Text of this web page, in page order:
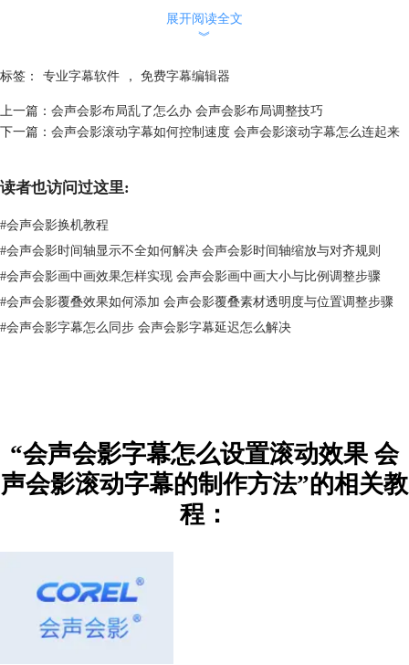
图2：水平滚动字幕
双击预览窗口输入文字（输入完成后点一下空白处，标题轨上就会生出相
设置文字的字体、颜色、字间距等基本参数后，在“对齐”选项中点击“居
中”。
图3：插入素材并输入文字
展开阅读全文
︾
标签： 专业字幕软件 ， 免费字幕编辑器
上一篇： 会声会影布局乱了怎么办 会声会影布局调整技巧
下一篇： 会声会影滚动字幕如何控制速度 会声会影滚动字幕怎么连起来
读者也访问过这里:
#会声会影换机教程
#会声会影时间轴显示不全如何解决 会声会影时间轴缩放与对齐规则
#会声会影画中画效果怎样实现 会声会影画中画大小与比例调整步骤
#会声会影覆叠效果如何添加 会声会影覆叠素材透明度与位置调整步骤
#会声会影字幕怎么同步 会声会影字幕延迟怎么解决
“会声会影字幕怎么设置滚动效果 会
声会影滚动字幕的制作方法”的相关教
程：